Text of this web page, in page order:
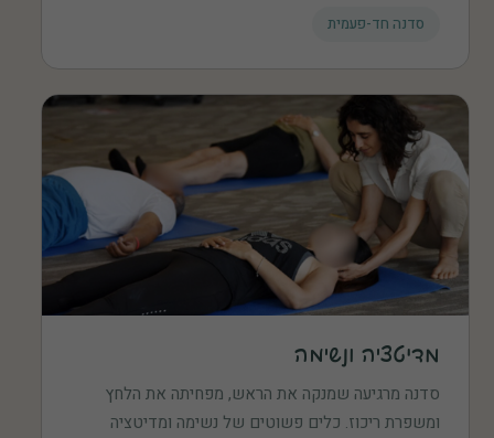
סדנה חד-פעמית
מדיטציה ונשימה
סדנה מרגיעה שמנקה את הראש, מפחיתה את הלחץ
ומשפרת ריכוז. כלים פשוטים של נשימה ומדיטציה